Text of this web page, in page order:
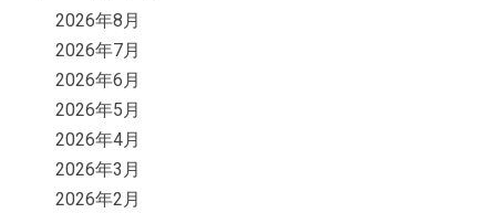
2026年8月
2026年7月
2026年6月
2026年5月
2026年4月
2026年3月
2026年2月